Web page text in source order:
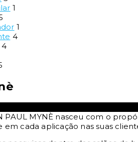
1
1
4
4
PAUL MYNÈ nasceu com o
cada aplicação nas suas